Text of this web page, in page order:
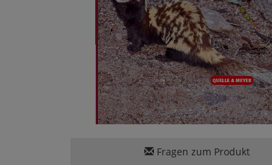
Fragen zum Produkt